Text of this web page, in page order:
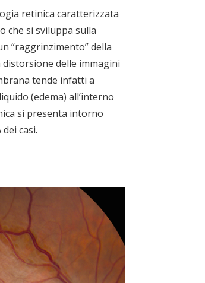
retinica caratterizzata
che si sviluppa sulla
“raggrinzimento” della
delle immagini
tende infatti a
(edema) all’interno
si presenta intorno
casi.